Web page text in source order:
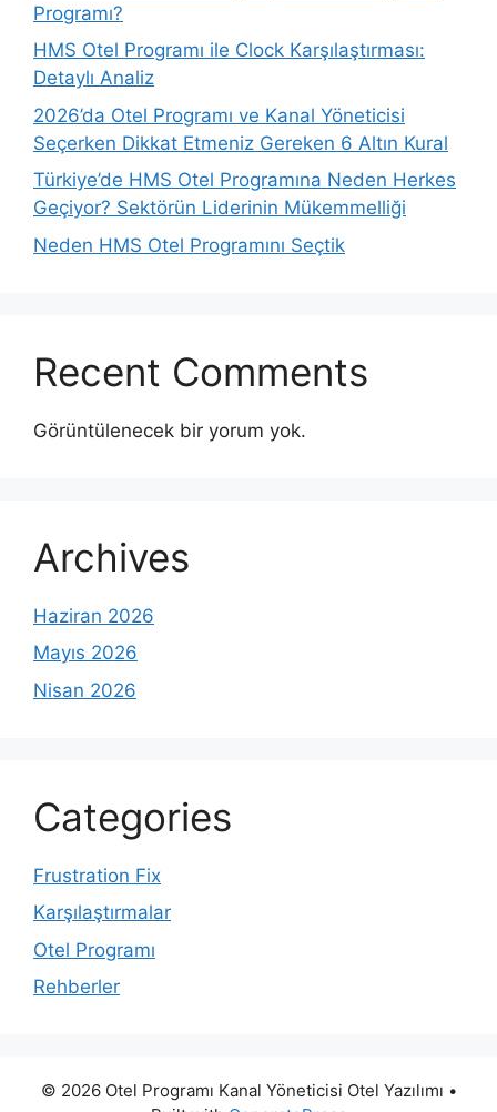
Programı?
HMS Otel Programı ile Clock Karşılaştırması:
Detaylı Analiz
2026’da Otel Programı ve Kanal Yöneticisi
Seçerken Dikkat Etmeniz Gereken 6 Altın Kural
Türkiye’de HMS Otel Programına Neden Herkes
Geçiyor? Sektörün Liderinin Mükemmelliği
Neden HMS Otel Programını Seçtik
Recent Comments
Görüntülenecek bir yorum yok.
Archives
Haziran 2026
Mayıs 2026
Nisan 2026
Categories
Frustration Fix
Karşılaştırmalar
Otel Programı
Rehberler
© 2026 Otel Programı Kanal Yöneticisi Otel Yazılımı •